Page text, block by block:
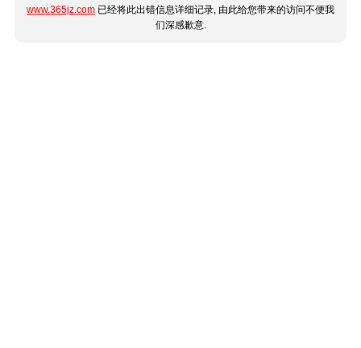
www.365jz.com 已经将此出错信息详细记录, 由此给您带来的访问不便我
们深感歉意.